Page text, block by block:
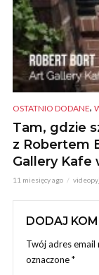
OSTATNIO DODANE,
Tam, gdzie
z Robertem
Gallery Kafe
11 miesięcy ago
DODAJ
Twój adres email
oznaczone*